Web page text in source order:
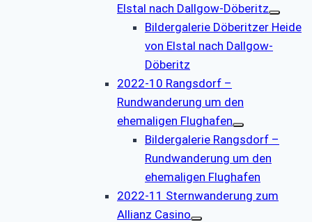
Elstal nach Dallgow-Döberitz
Bildergalerie Döberitzer Heide
von Elstal nach Dallgow-
Döberitz
2022-10 Rangsdorf –
Rundwanderung um den
ehemaligen Flughafen
Bildergalerie Rangsdorf –
Rundwanderung um den
ehemaligen Flughafen
2022-11 Sternwanderung zum
Allianz Casino